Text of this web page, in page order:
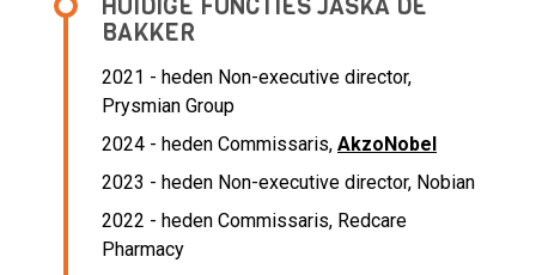
HUIDIGE FUNCTIES JASKA DE
BAKKER
2021 - heden Non-executive director,
Prysmian Group
2024 - heden Commissaris, AkzoNobel
2023 - heden Non-executive director, Nobian
2022 - heden Commissaris, Redcare
Pharmacy